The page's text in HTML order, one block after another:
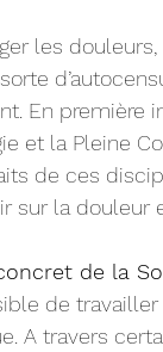
les
En première
et la Pleine
de ces
sur la douleur
de la
de
A travers